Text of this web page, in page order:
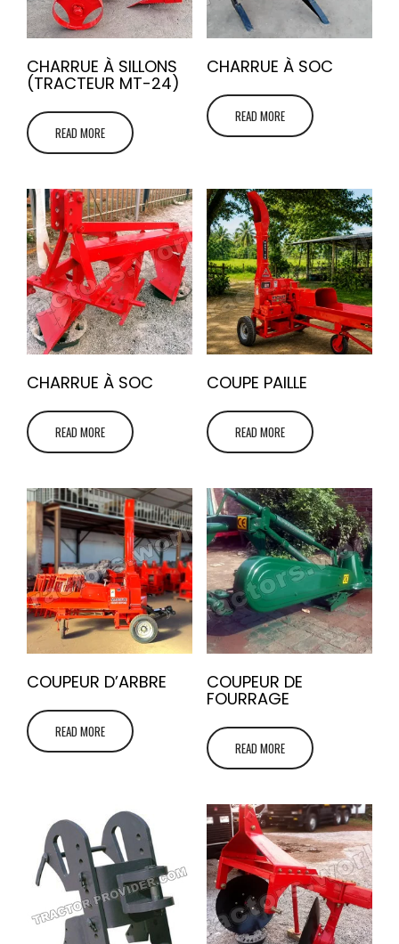
CHARRUE À SILLONS
(TRACTEUR MT-24)
READ MORE
CHARRUE À SOC
READ MORE
CHARRUE À SOC
READ MORE
COUPE PAILLE
READ MORE
COUPEUR D’ARBRE
READ MORE
COUPEUR DE
FOURRAGE
READ MORE